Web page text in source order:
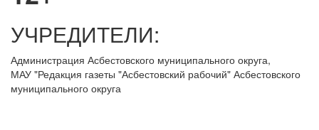
УЧРЕДИТЕЛИ:
Администрация Асбестовского муниципального округа,
МАУ"Редакция газеты "Асбестовский рабочий" Асбестовского
муниципального округа